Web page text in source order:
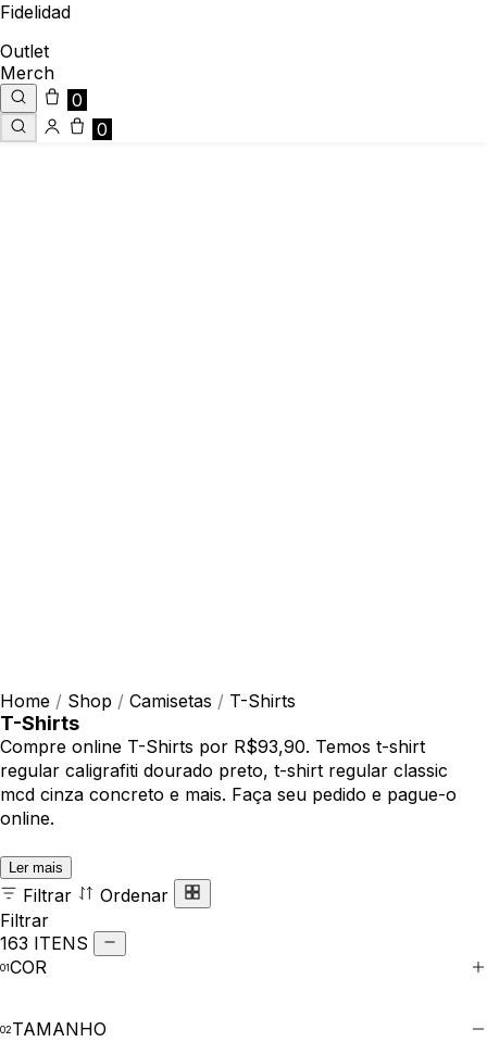
Fidelidad
Outlet
Merch
0
0
Home / Shop / Camisetas / T-Shirts
T-Shirts
Compre online T-Shirts por R$93,90. Temos t-shirt
regular caligrafiti dourado preto, t-shirt regular classic
mcd cinza concreto e mais. Faça seu pedido e pague-o
online.
Ler mais
Filtrar
Ordenar
Filtrar
163 ITENS
COR
TAMANHO